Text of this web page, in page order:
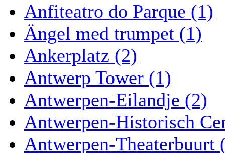
Anfiteatro do Parque (1)
Ängel med trumpet (1)
Ankerplatz (2)
Antwerp Tower (1)
Antwerpen-Eilandje (2)
Antwerpen-Historisch
Antwerpen-Theaterbuurt